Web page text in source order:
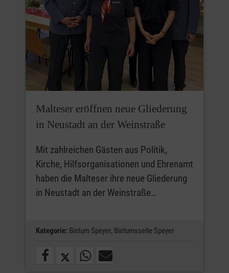
Malteser eröffnen neue Gliederung
in Neustadt an der Weinstraße
Mit zahlreichen Gästen aus Politik,
Kirche, Hilfsorganisationen und Ehrenamt
haben die Malteser ihre neue Gliederung
in Neustadt an der Weinstraße…
Kategorie: Bistum Speyer, Bistumsseite Speyer